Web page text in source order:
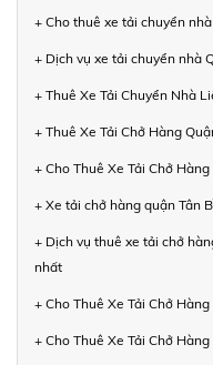
+ Cho thuê xe tải chuyển
+ Dịch vụ xe tải chuyển nhà
+ Thuê Xe Tải Chuyển Nhà
+ Thuê Xe Tải Chở Hàng
+ Cho Thuê Xe Tải Chở
+ Xe tải chở hàng quận Tân
+ Dịch vụ thuê xe tải chở
nhất
+ Cho Thuê Xe Tải Chở
+ Cho Thuê Xe Tải Chở